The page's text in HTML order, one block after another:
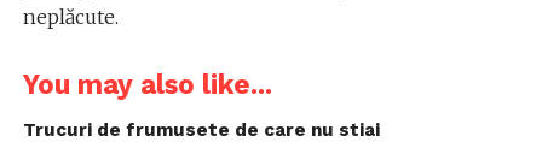
neplăcute.
You may also like...
Trucuri de frumusete de care nu stiai